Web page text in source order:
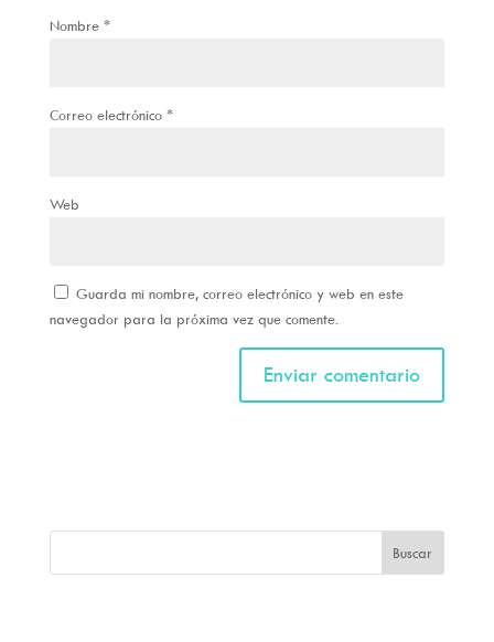
Nombre *
Correo electrónico *
Web
Guarda mi nombre, correo electrónico y web en este
navegador para la próxima vez que comente.